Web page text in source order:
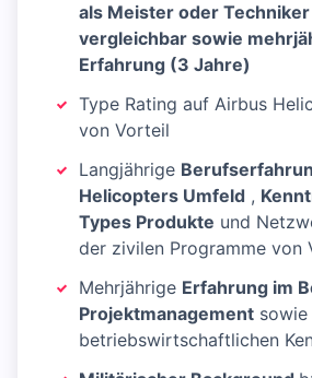
als Meister oder Techniker
vergleichbar sowie
Erfahrung (3 Jahre)
Type Rating auf Airbus
von Vorteil
Langjährige
Helicopters Umfeld ,
Types Produkte und
der zivilen Programme von
Mehrjährige Erfahrung im
Projektmanagement sowie
betriebswirtschaftlichen